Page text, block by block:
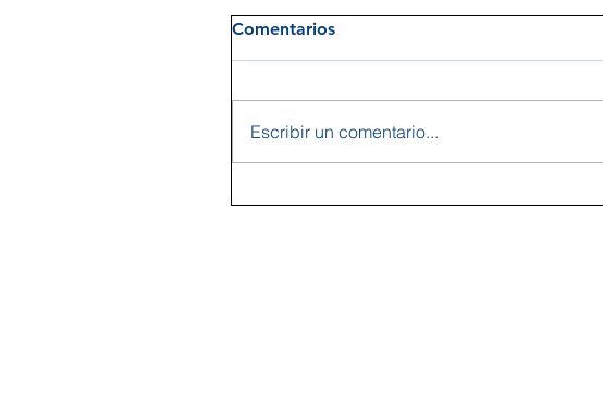
Comentarios
Escribir un comentario...